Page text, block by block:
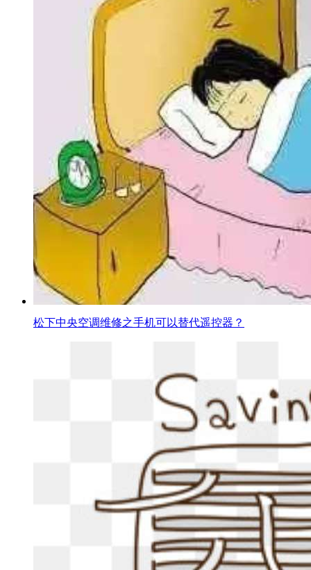
松下中央空调维修之手机可以替代遥控器？